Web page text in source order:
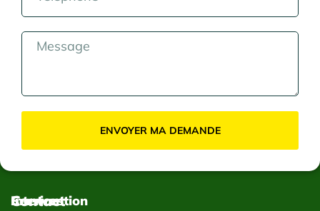
ENVOYER MA DEMANDE
Services
Intervention
Contact